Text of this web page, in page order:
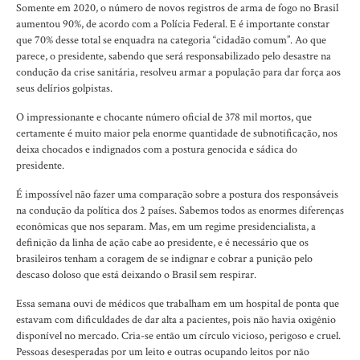
Somente em 2020, o número de novos registros de arma de fogo no Brasil
aumentou 90%, de acordo com a Polícia Federal. E é importante constar
que 70% desse total se enquadra na categoria “cidadão comum”. Ao que
parece, o presidente, sabendo que será responsabilizado pelo desastre na
condução da crise sanitária, resolveu armar a população para dar força aos
seus delírios golpistas.
O impressionante e chocante número oficial de 378 mil mortos, que
certamente é muito maior pela enorme quantidade de subnotificação, nos
deixa chocados e indignados com a postura genocida e sádica do
presidente.
É impossível não fazer uma comparação sobre a postura dos responsáveis
na condução da política dos 2 países. Sabemos todos as enormes diferenças
econômicas que nos separam. Mas, em um regime presidencialista, a
definição da linha de ação cabe ao presidente, e é necessário que os
brasileiros tenham a coragem de se indignar e cobrar a punição pelo
descaso doloso que está deixando o Brasil sem respirar.
Essa semana ouvi de médicos que trabalham em um hospital de ponta que
estavam com dificuldades de dar alta a pacientes, pois não havia oxigênio
disponível no mercado. Cria-se então um círculo vicioso, perigoso e cruel.
Pessoas desesperadas por um leito e outras ocupando leitos por não